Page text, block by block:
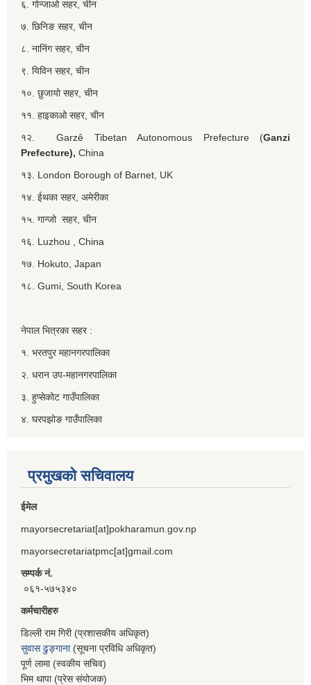
६. गोन्जाओ सहर, चीन
७. छिनिङ सहर, चीन
८. नानिंग सहर, चीन
९. यिविन सहर, चीन
१०. छुजायो सहर, चीन
११. हाइकाओ सहर, चीन
१२. Garzê Tibetan Autonomous Prefecture (Ganzi
Prefecture), China
१३. London Borough of Barnet, UK
१४. ईथका सहर, अमेरीका
१५. गान्जो सहर, चीन
१६. Luzhou , China
१७. Hokuto, Japan
१८. Gumi, South Korea
नेपाल भित्रका सहर :
१. भरतपुर महानगरपालिका
२. धरान उप-महानगरपालिका
३. हुप्सेकोट गाउँपालिका
४. घरपझोङ गाउँपालिका
प्रमुखको सचिवालय
ईमेल
mayorsecretariat[at]pokharamun.gov.np
mayorsecretariatpmc[at]gmail.com
सम्पर्क नं.
०६१-५७५३४०
कर्मचारीहरु
डिल्ली राम गिरी (प्रशासकीय अधिकृत)
सुवास ढुङ्गाना(सूचना प्रविधि अधिकृत)
पूर्ण लामा (स्वकीय सचिव)
भिम थापा (प्रेस संयोजक)